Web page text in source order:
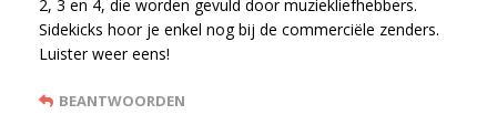
2, 3 en 4, die worden gevuld door muziekliefhebbers.
Sidekicks hoor je enkel nog bij de commerciële zenders.
Luister weer eens!
BEANTWOORDEN